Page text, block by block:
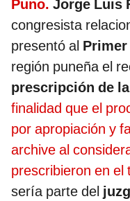
Puno. Jorge Luis
congresista
presentó al
región puneña el
prescripción de
finalidad que el
por apropiación y
archive al
prescribieron en el
sería parte del